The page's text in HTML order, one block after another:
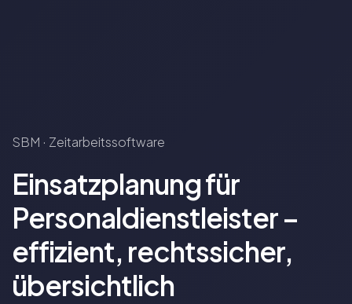
SBM · Zeitarbeitssoftware
Einsatzplanung für
Personaldienstleister –
effizient, rechtssicher,
übersichtlich